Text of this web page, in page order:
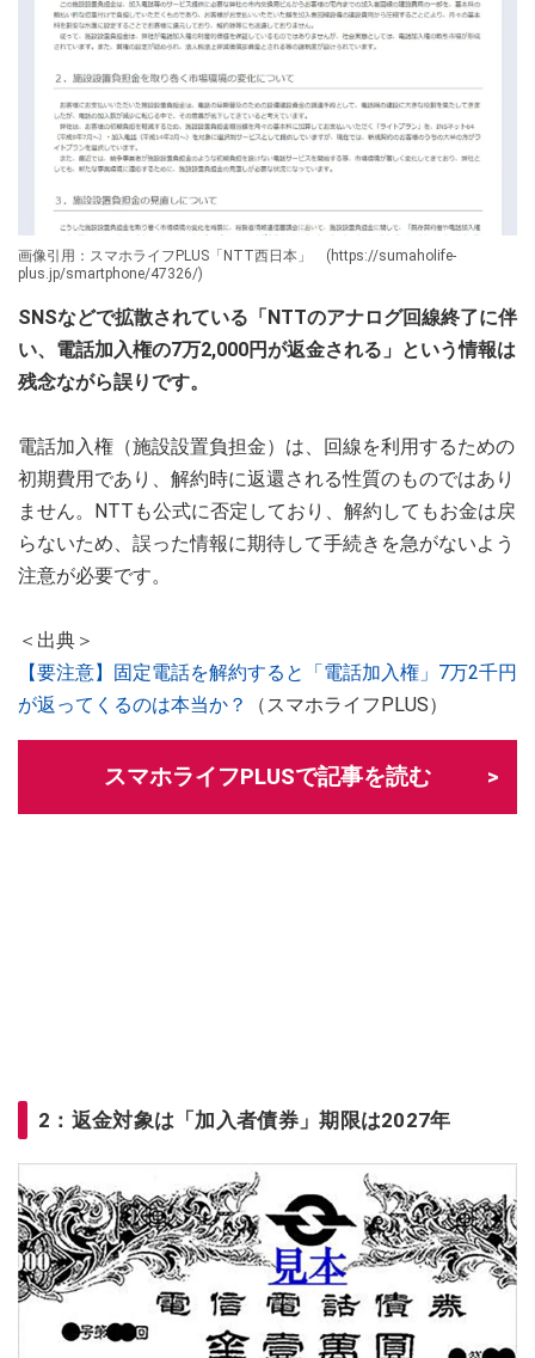
画像引用：スマホライフPLUS「NTT西日本」 (https://sumaholife-
plus.jp/smartphone/47326/)
SNSなどで拡散されている「NTTのアナログ回線終了に伴
い、電話加入権の7万2,000円が返金される」という情報は
残念ながら誤りです。
電話加入権（施設設置負担金）は、回線を利用するための
初期費用であり、解約時に返還される性質のものではあり
ません。NTTも公式に否定しており、解約してもお金は戻
らないため、誤った情報に期待して手続きを急がないよう
注意が必要です。
＜出典＞
【要注意】固定電話を解約すると「電話加入権」7万2千円
が返ってくるのは本当か？
（スマホライフPLUS）
スマホライフPLUSで記事を読む
2：返金対象は「加入者債券」期限は2027年